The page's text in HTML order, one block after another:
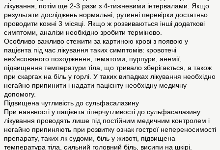
лікування, потім ще 2-3 рази з 4-тижневими інтервалами. Якщо
результати досліджень нормальні, рутинні перевірки достатньо
проводити кожні 3 місяці. Якщо ж розвиваються інші додаткові
симптоми, аналізи необхідно зробити терміново.
Особливо важливо стежити за картиною крові з появою у
пацієнта під час лікування таких симптомів: кровотечі
нез’ясованого походження, гематоми, пурпури, анемії,
підвищення температури тіла, що тривало зберігається, а також
при скаргах на біль у горлі. У таких випадках лікування необхідно
негайно припинити і надати пацієнту необхідну медичну
допомогу.
Підвищена чутливість до сульфасалазину
При наявності у пацієнта гіперчутливості до сульфасалазину
лікування проводять лише під постійним медичним контролем і
негайно припиняють при розвитку ознак гострої непереносимості
препарату, таких як судоми, біль у животі, підвищена
температура тіла, сильний головний біль, висипи на шкірі.